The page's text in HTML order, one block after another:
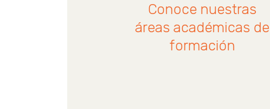
Conoce nuestras
áreas académicas de
formación